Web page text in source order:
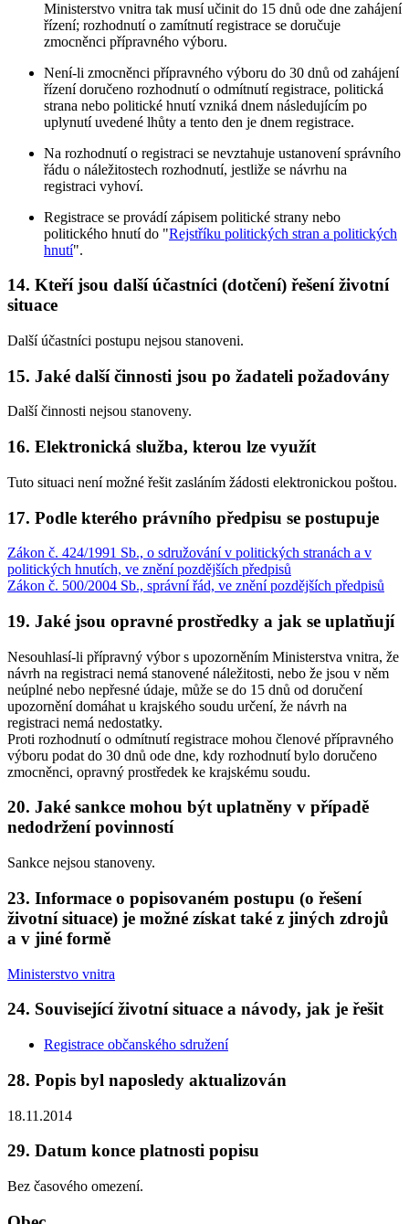
Ministerstvo vnitra tak musí učinit do 15 dnů ode dne zahájení
řízení; rozhodnutí o zamítnutí registrace se doručuje
zmocněnci přípravného výboru.
Není-li zmocněnci přípravného výboru do 30 dnů od zahájení
řízení doručeno rozhodnutí o odmítnutí registrace, politická
strana nebo politické hnutí vzniká dnem následujícím po
uplynutí uvedené lhůty a tento den je dnem registrace.
Na rozhodnutí o registraci se nevztahuje ustanovení správního
řádu o náležitostech rozhodnutí, jestliže se návrhu na
registraci vyhoví.
Registrace se provádí zápisem politické strany nebo
politického hnutí do "Rejstříku politických stran a politických
hnutí".
14. Kteří jsou další účastníci (dotčení) řešení životní
situace
Další účastníci postupu nejsou stanoveni.
15. Jaké další činnosti jsou po žadateli požadovány
Další činnosti nejsou stanoveny.
16. Elektronická služba, kterou lze využít
Tuto situaci není možné řešit zasláním žádosti elektronickou poštou.
17. Podle kterého právního předpisu se postupuje
Zákon č. 424/1991 Sb., o sdružování v politických stranách a v
politických hnutích, ve znění pozdějších předpisů
Zákon č. 500/2004 Sb., správní řád, ve znění pozdějších předpisů
19. Jaké jsou opravné prostředky a jak se uplatňují
Nesouhlasí-li přípravný výbor s upozorněním Ministerstva vnitra, že
návrh na registraci nemá stanovené náležitosti, nebo že jsou v něm
neúplné nebo nepřesné údaje, může se do 15 dnů od doručení
upozornění domáhat u krajského soudu určení, že návrh na
registraci nemá nedostatky.
Proti rozhodnutí o odmítnutí registrace mohou členové přípravného
výboru podat do 30 dnů ode dne, kdy rozhodnutí bylo doručeno
zmocněnci, opravný prostředek ke krajskému soudu.
20. Jaké sankce mohou být uplatněny v případě
nedodržení povinností
Sankce nejsou stanoveny.
23. Informace o popisovaném postupu (o řešení
životní situace) je možné získat také z jiných zdrojů
a v jiné formě
Ministerstvo vnitra
24. Související životní situace a návody, jak je řešit
Registrace občanského sdružení
28. Popis byl naposledy aktualizován
18.11.2014
29. Datum konce platnosti popisu
Bez časového omezení.